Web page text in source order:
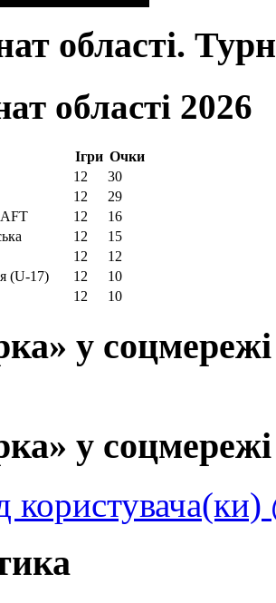
області.
області 2026
Ігри Очки
12
30
12
29
12
16
12
15
12
12
(U-17) 12
10
12 10
у
у